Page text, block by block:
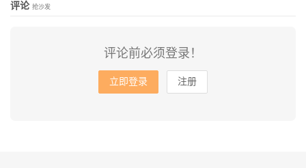
评论 抢沙发
评论前必须登录！
立即登录 注册